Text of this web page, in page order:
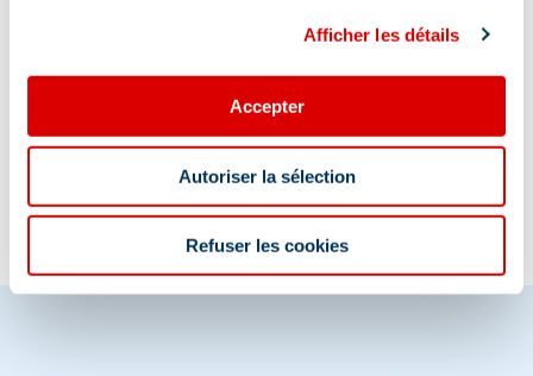
Afficher les détails
Accepter
Autoriser la sélection
Refuser les cookies
Information mise à jour le
08/07/2026